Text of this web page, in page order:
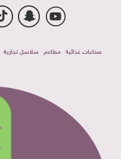
صناعات غذائية مطاعم سلاسل تجارية